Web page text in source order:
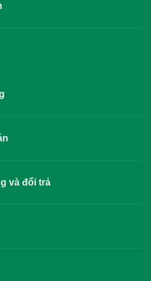
và đổi trả